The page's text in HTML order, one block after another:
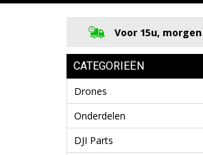
Voor 15u,
CATEGORIEËN
Drones
Onderdelen
DJI Parts